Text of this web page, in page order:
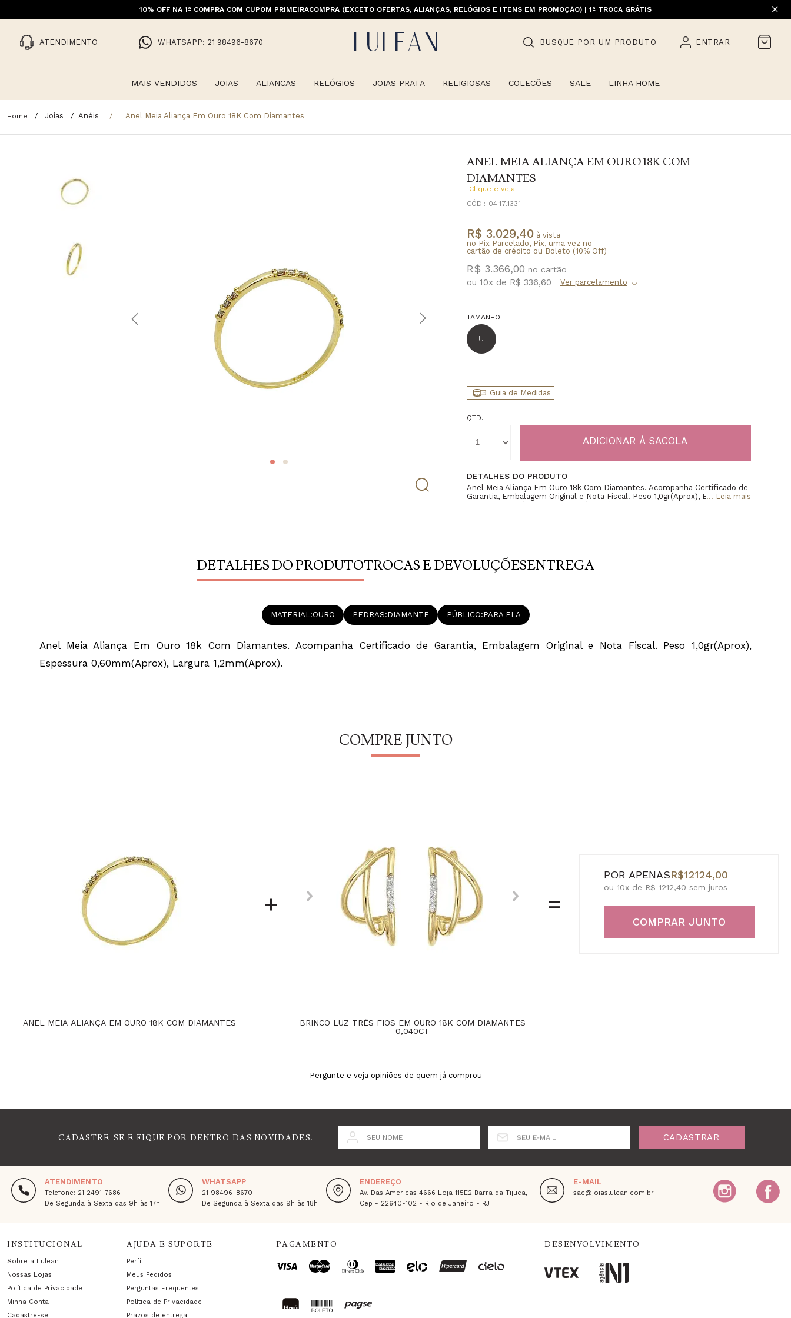
10% OFF NA 1ª COMPRA COM CUPOM PRIMEIRACOMPRA (EXCETO OFERTAS, ALIANÇAS, RELÓGIOS E ITENS EM PROMOÇÃO) | 1ª TROCA GRÁTIS
FRETE GRÁTIS ACIMA DE 399 PARA REGIÕES SELECIONADAS (EXCETO LINHA HOME)
ATENDIMENTO WHATSAPP: 21 98496-8670 BUSQUE POR UM PRODUTO ENTRAR
MAIS VENDIDOS JOIAS ALIANCAS RELÓGIOS JOIAS PRATA RELIGIOSAS COLECÕES SALE LINHA HOME
Joias Anéis Anel Meia Aliança Em Ouro 18K Com Diamantes
ANEL MEIA ALIANÇA EM OURO 18K COM
DIAMANTES
Clique e veja!
CÓD.: 04.17.1331
R$ 3.029,40à vista
no Pix Parcelado, Pix, uma vez no
cartão de crédito ou Boleto (10% Off)
R$ 3.366,00
ou 10x de R$ 336,60
TAMANHO
U
Guia de Medidas
QTD.:
DETALHES DO PRODUTO
Anel Meia Aliança Em Ouro 18k Com Diamantes. Acompanha Certificado de
Garantia, Embalagem Original e Nota Fiscal. Peso 1,0gr(Aprox), Espessura
... Leia mais
DETALHES DO PRODUTOTROCAS E DEVOLUÇÕESENTREGA
Anel Meia Aliança Em Ouro 18k Com Diamantes. Acompanha Certificado de Garantia, Embalagem Original e Nota Fiscal. Peso 1,0gr(Aprox),
Espessura 0,60mm(Aprox), Largura 1,2mm(Aprox).
MATERIAL OURO PEDRAS DIAMANTE PÚBLICO PARA ELA
COMPRE JUNTO
ANEL MEIA ALIANÇA EM OURO 18K COM DIAMANTES
+
BRINCO LUZ TRÊS FIOS EM OURO 18K COM DIAMANTES
0,040CT
=
POR APENASR$12124,00
ou 10x de R$ 1212,40 sem juros
COMPRAR JUNTO
Pergunte e veja opiniões de quem já comprou
CADASTRE-SE E FIQUE POR DENTRO DAS NOVIDADES. SEU NOME SEU E-MAIL CADASTRAR
ATENDIMENTO
Telefone: 21 2491-7686
De Segunda à Sexta das 9h às 17h
WHATSAPP
21 98496-8670
De Segunda à Sexta das 9h às 18h
ENDEREÇO
Av. Das Americas 4666 Loja 115E2 Barra da Tijuca,
Cep - 22640-102 - Rio de Janeiro - RJ
E-MAIL
sac@joiaslulean.com.br
INSTITUCIONAL
Sobre a Lulean
Nossas Lojas
Política de Privacidade
Minha Conta
Cadastre-se
AJUDA E SUPORTE
Perfil
Meus Pedidos
Perguntas Frequentes
Política de Privacidade
Prazos de entrega
PAGAMENTO DESENVOLVIMENTO